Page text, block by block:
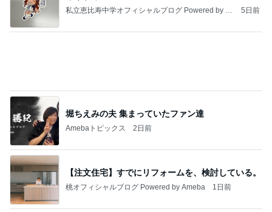
私立恵比寿中学オフィシャルブログ Powered by A
meba
5日前
堀ちえみの夫 集まっていたファン達
Amebaトピックス 2日前
【注文住宅】すでにリフォームを、検討している。
桃オフィシャルブログ Powered by Ameba 1日前